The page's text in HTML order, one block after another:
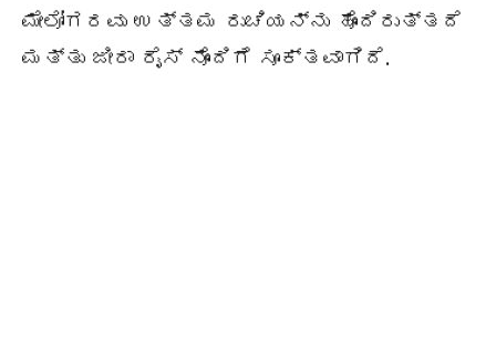
ಮೇಲೋಗರವು ಉತ್ತಮ ರುಚಿಯನ್ನು ಹೊಂದಿರುತ್ತದೆ
ಮತ್ತು ಜೀರಾ ರೈಸ್ ನೊಂದಿಗೆ ಸೂಕ್ತವಾಗಿದೆ.